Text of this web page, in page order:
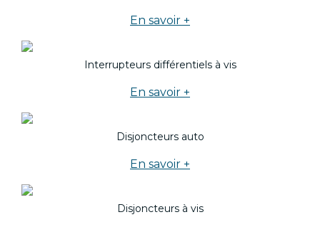
En savoir +
Interrupteurs différentiels à vis
En savoir +
Disjoncteurs auto
En savoir +
Disjoncteurs à vis